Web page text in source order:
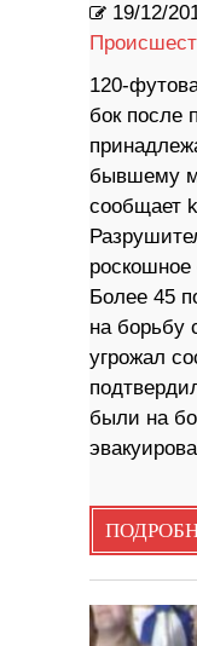
19/12/
120-
бок после
бывшему
сообщает
роскошное
Более 45
на борьбу
угрожал
были на